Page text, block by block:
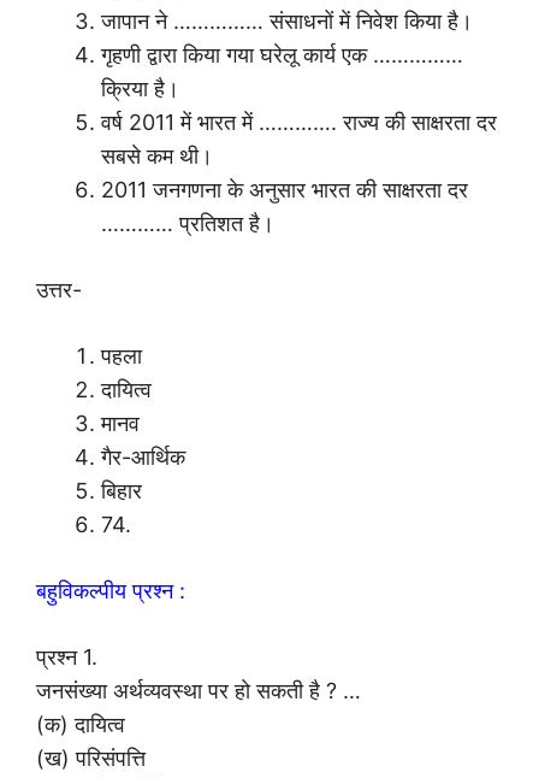
जापान ने …………… संसाधनों में निवेश किया है।
गृहणी द्वारा किया गया घरेलू कार्य एक ……………
क्रिया है।
वर्ष 2011 में भारत में …………. राज्य की साक्षरता दर
सबसे कम थी।
2011 जनगणना के अनुसार भारत की साक्षरता दर
………… प्रतिशत है।
उत्तर-
पहला
दायित्व
मानव
गैर-आर्थिक
बिहार
74.
बहुविकल्पीय प्रश्न :
प्रश्न 1.
जनसंख्या अर्थव्यवस्था पर हो सकती है ? …
(क) दायित्व
(ख) परिसंपत्ति